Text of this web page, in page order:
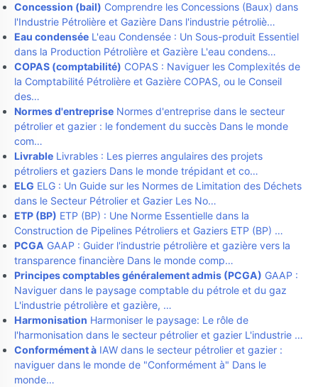
Concession (bail) Comprendre les Concessions (Baux) dans
l'Industrie Pétrolière et Gazière Dans l'industrie pétroliè…
Eau condensée L'eau Condensée : Un Sous-produit Essentiel
dans la Production Pétrolière et Gazière L'eau condens…
COPAS (comptabilité) COPAS : Naviguer les Complexités de
la Comptabilité Pétrolière et Gazière COPAS, ou le Conseil
des…
Normes d'entreprise Normes d'entreprise dans le secteur
pétrolier et gazier : le fondement du succès Dans le monde
com…
Livrable Livrables : Les pierres angulaires des projets
pétroliers et gaziers Dans le monde trépidant et co…
ELG ELG : Un Guide sur les Normes de Limitation des Déchets
dans le Secteur Pétrolier et Gazier Les No…
ETP (BP) ETP (BP) : Une Norme Essentielle dans la
Construction de Pipelines Pétroliers et Gaziers ETP (BP) …
PCGA GAAP : Guider l'industrie pétrolière et gazière vers la
transparence financière Dans le monde comp…
Principes comptables généralement admis (PCGA) GAAP :
Naviguer dans le paysage comptable du pétrole et du gaz
L'industrie pétrolière et gazière, …
Harmonisation Harmoniser le paysage: Le rôle de
l'harmonisation dans le secteur pétrolier et gazier L'industrie …
Conformément à IAW dans le secteur pétrolier et gazier :
naviguer dans le monde de "Conformément à" Dans le
monde…